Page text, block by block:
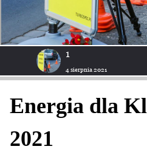
1
4 sierpnia 2021
Energia dla
2021